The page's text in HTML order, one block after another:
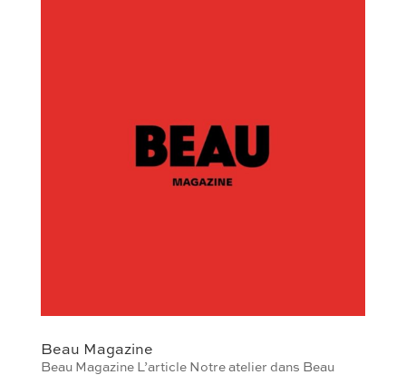
Beau Magazine
Beau Magazine L’article Notre atelier dans Beau